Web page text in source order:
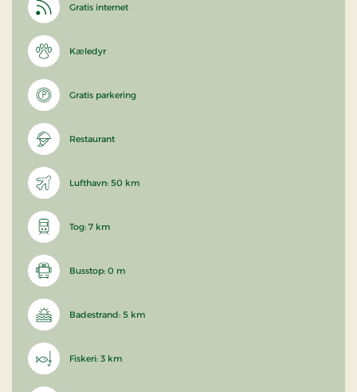
Gratis internet
Kæledyr
Gratis parkering
Restaurant
Lufthavn: 50 km
Tog: 7 km
Busstop: 0 m
Badestrand: 5 km
Fiskeri: 3 km